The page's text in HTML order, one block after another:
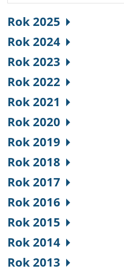
Rok 2025
Rok 2024
Rok 2023
Rok 2022
Rok 2021
Rok 2020
Rok 2019
Rok 2018
Rok 2017
Rok 2016
Rok 2015
Rok 2014
Rok 2013